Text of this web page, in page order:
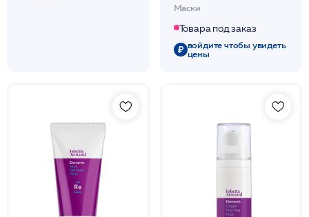
повышающая упругость
50мл /JA
Маски
Товара под заказ
войдите чтобы увидеть
цены